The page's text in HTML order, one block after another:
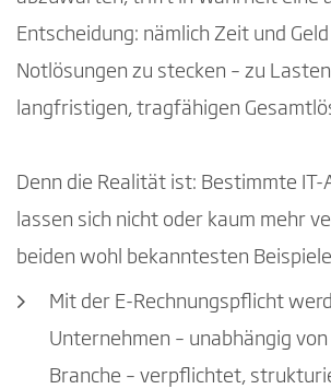
Entscheidung: nämlich Zeit und
Notlösungen zu stecken – zu
langfristigen, tragfähigen
Denn die Realität ist: Bestimmte
lassen sich nicht oder kaum mehr
beiden wohl bekanntesten
Mit der E-Rechnungspflicht
Unternehmen – unabhängig von
Branche – verpflichtet,